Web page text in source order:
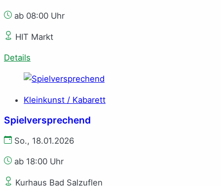
ab 08:00 Uhr
HIT Markt
Details
Kleinkunst / Kabarett
Spielversprechend
So., 18.01.2026
ab 18:00 Uhr
Kurhaus Bad Salzuflen